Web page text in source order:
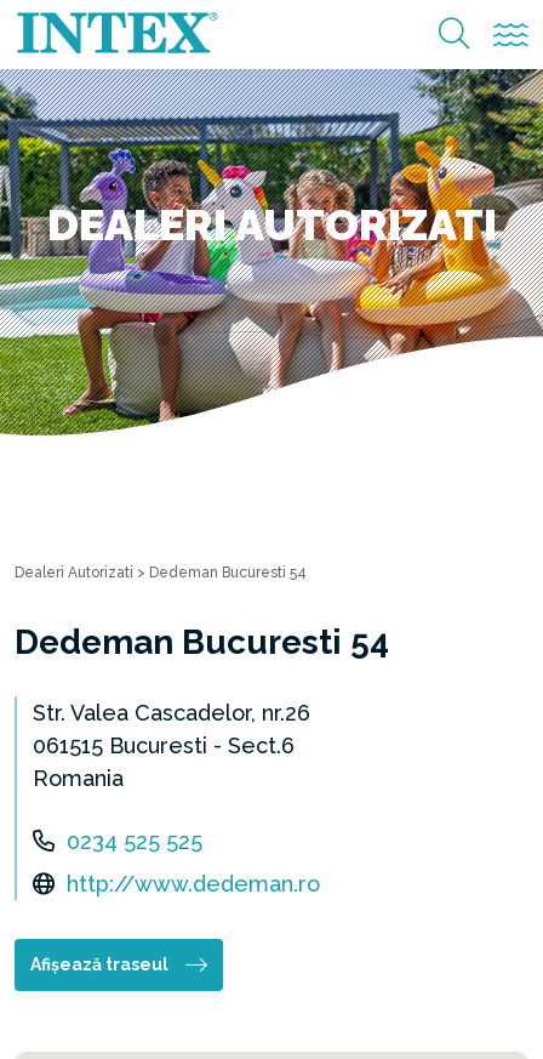
DEALERI AUTORIZATI
Dealeri Autorizati > Dedeman Bucuresti 54
Dedeman Bucuresti 54
Str. Valea Cascadelor, nr.26
061515 Bucuresti - Sect.6
Romania
0234 525 525
http://www.dedeman.ro
Afișează traseul